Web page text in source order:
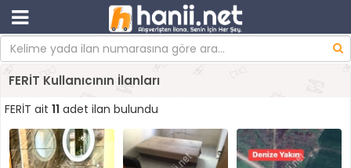
FERİT Kullanıcının İlanları
FERİT ait 11 adet ilan bulundu